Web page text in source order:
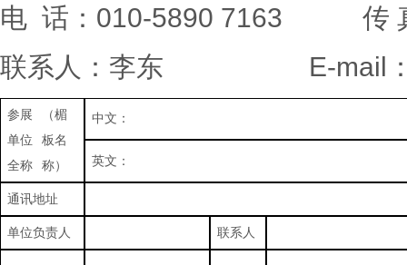
电 话： 010-5890 7163 传
联系人：李东 E-mail
参展
单位
全称
（楣
板名
称）
中文：
英文：
通讯地址
单位负责人 联系人